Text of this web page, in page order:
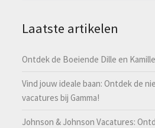
Laatste artikelen
Ontdek de Boeiende Dille en
Vind jouw ideale baan: Ontdek de
vacatures bij Gamma!
Johnson & Johnson Vacatures: